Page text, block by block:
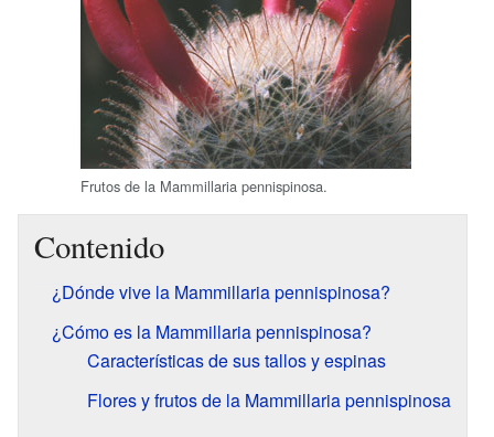
Frutos de la Mammillaria pennispinosa.
Contenido
¿Dónde vive la Mammillaria pennispinosa?
¿Cómo es la Mammillaria pennispinosa?
Características de sus tallos y espinas
Flores y frutos de la Mammillaria pennispinosa